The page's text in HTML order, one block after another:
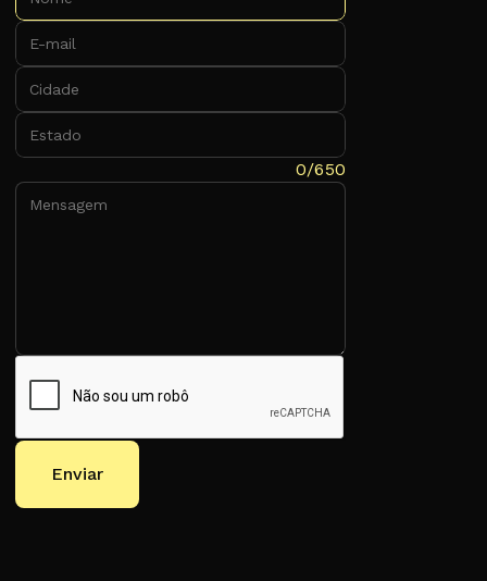
E-mail:
Cidade:
Estado:
0/650
Enviar